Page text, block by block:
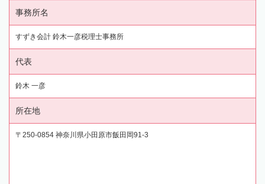
事務所名
すずき会計 鈴木一彦税理士事務所
代表
鈴木 一彦
所在地
〒250-0854 神奈川県小田原市飯田岡91-3